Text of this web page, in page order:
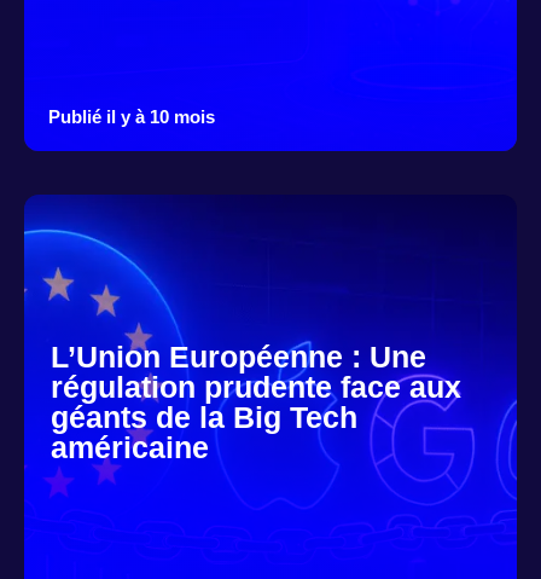
Publié il y à 10 mois
L’Union Européenne : Une
régulation prudente face aux
géants de la Big Tech
américaine